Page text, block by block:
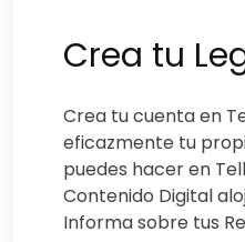
Crea tu
Crea tu cuenta en
eficazmente tu
puedes hacer en
Contenido Digital
Informa sobre tus